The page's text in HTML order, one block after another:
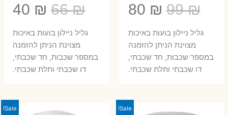
99₪
המחיר
המקורי
היה:
99 ₪.
80 ₪
הנוכחיגליל ניילון בועות באיכות
מצוינת הניתן להזמנה
במספר שכבות, חד שכבתי,
דו שכבתי ותלת שכבתי.
66₪
המחיר
המקורי
היה:
66 ₪.
40 ₪
₪.
גליל ניילון בועות באיכות
מצוינת הניתן להזמנה
במספר שכבות, חד שכבתי,
דו שכבתי ותלת שכבתי.
Sale!
Sale!